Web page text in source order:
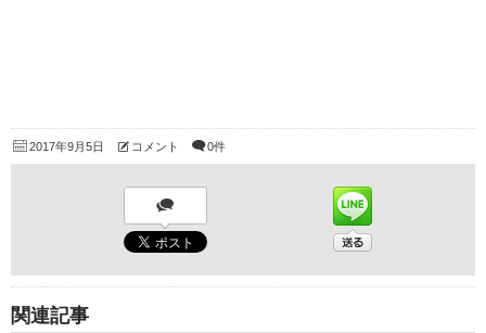
2017年9月5日 コメント 0件
関連記事